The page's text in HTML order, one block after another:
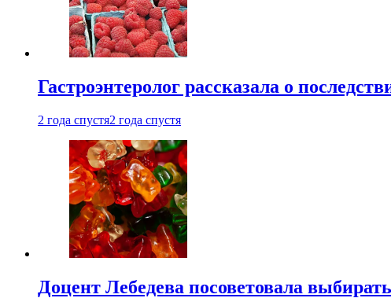
Гастроэнтеролог рассказала о
2 года спустя2 года спустя
Доцент Лебедева посоветовала